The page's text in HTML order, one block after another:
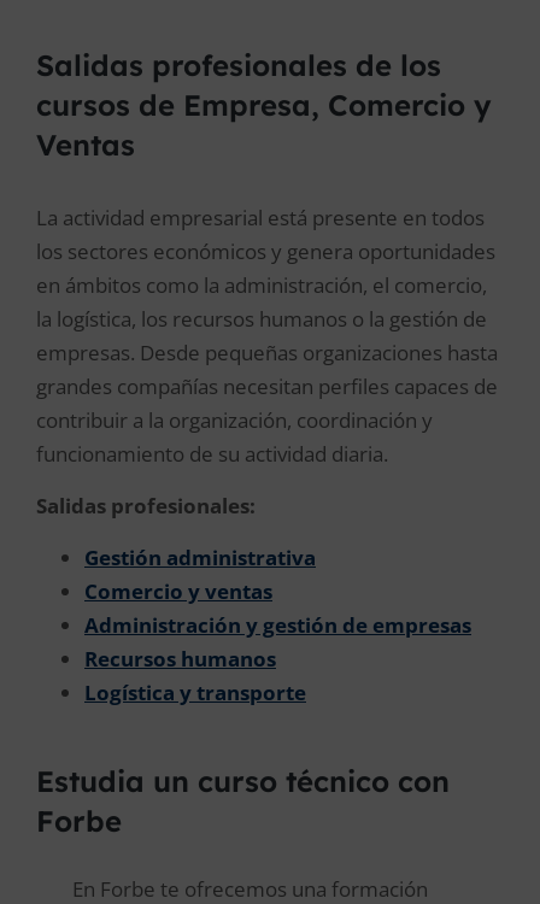
Salidas profesionales de los
cursos de Empresa, Comercio y
Ventas
La actividad empresarial está presente en todos
los sectores económicos y genera oportunidades
en ámbitos como la administración, el comercio,
la logística, los recursos humanos o la gestión de
empresas. Desde pequeñas organizaciones hasta
grandes compañías necesitan perfiles capaces de
contribuir a la organización, coordinación y
funcionamiento de su actividad diaria.
Salidas profesionales:
Gestión administrativa
Comercio y ventas
Administración y gestión de empresas
Recursos humanos
Logística y transporte
Estudia un curso técnico con
Forbe
En Forbe te ofrecemos una formación